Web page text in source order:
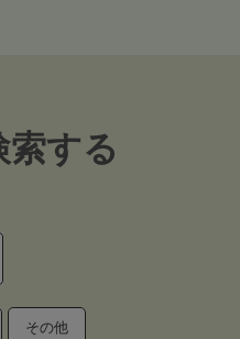
する
その他